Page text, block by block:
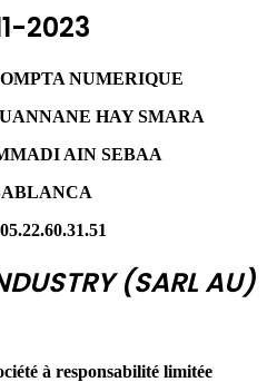
2023
NUMERIQUE
HAY SMARA
AIN SEBAA
(SARL AU)
à responsabilité limitée